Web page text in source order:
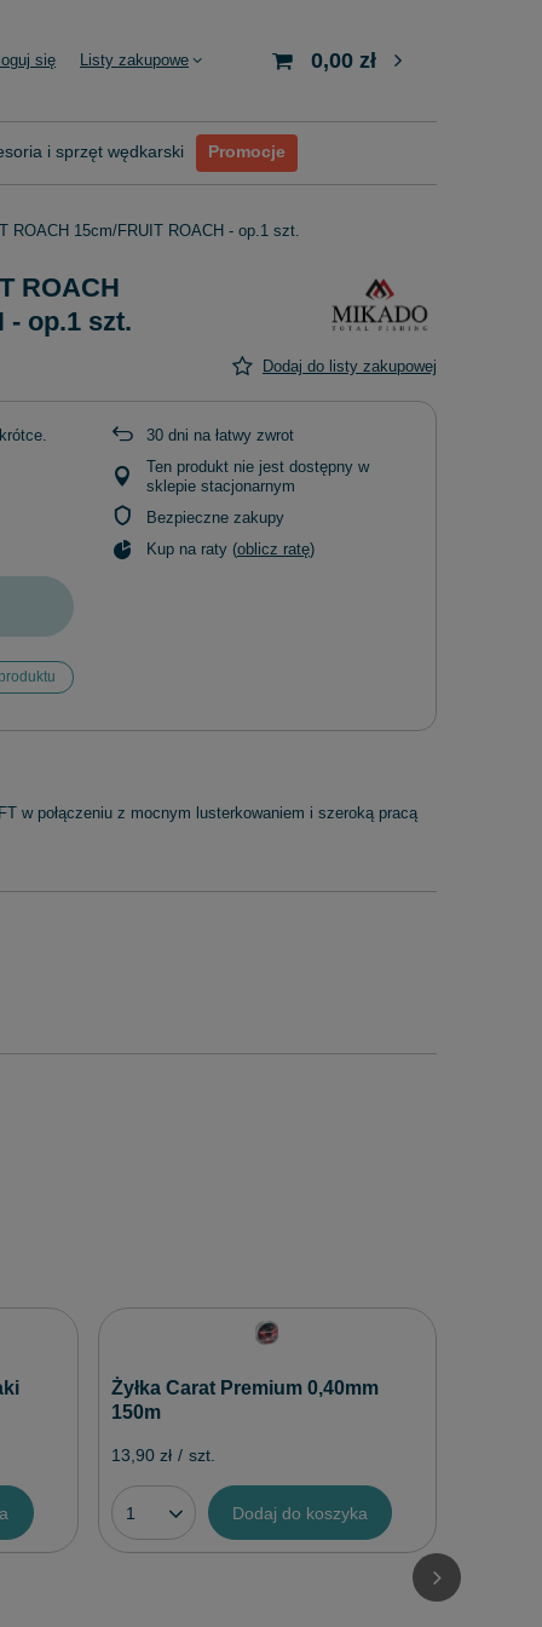
się Listy zakupowe 0,00 zł
i sprzęt wędkarski Promocje
ROACH 15cm/FRUIT ROACH - op.1 szt.
ROACH
- op.1 szt.
Dodaj do listy zakupowej
30 dni na łatwy zwrot
Ten produkt nie jest dostępny w
sklepie stacjonarnym
Bezpieczne zakupy
Kup na raty (oblicz ratę)
w połączeniu z mocnym lusterkowaniem i szeroką pracą
Żyłka Carat Premium 0,40mm
150m
13,90 zł / szt.
Dodaj do koszyka